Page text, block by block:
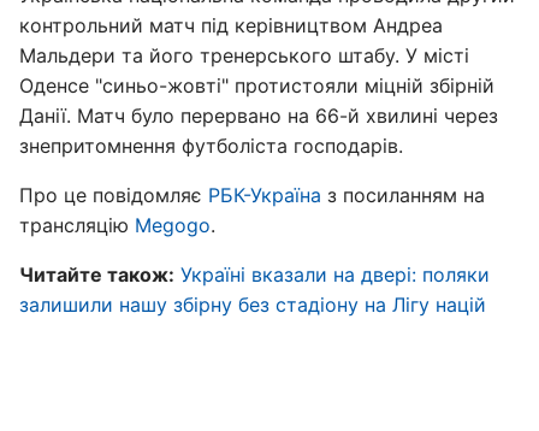
контрольний матч під керівництвом Андреа
Мальдери та його тренерського штабу. У місті
Оденсе "синьо-жовті" протистояли міцній збірній
Данії. Матч було перервано на 66-й хвилині через
знепритомнення футболіста господарів.
Про це повідомляє РБК-Україна з посиланням на
трансляцію Megogo.
Читайте також: Україні вказали на двері: поляки
залишили нашу збірну без стадіону на Лігу націй